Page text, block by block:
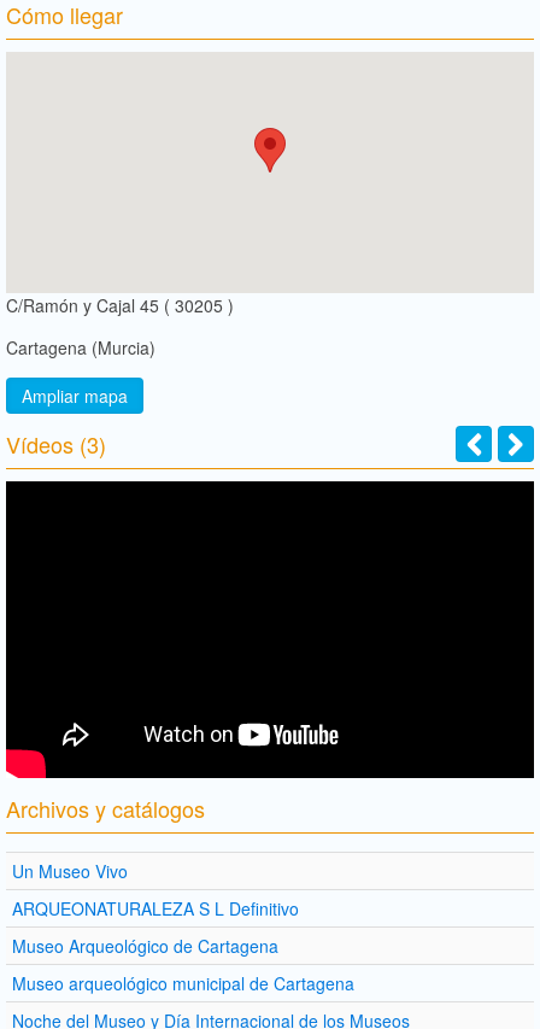
Cómo llegar
C/Ramón y Cajal 45 ( 30205 )
Cartagena (Murcia)
Ampliar mapa
Vídeos (3)
Archivos y catálogos
Un Museo Vivo
ARQUEONATURALEZA S L Definitivo
Museo Arqueológico de Cartagena
Museo arqueológico municipal de Cartagena
Noche del Museo y Día Internacional de los Museos